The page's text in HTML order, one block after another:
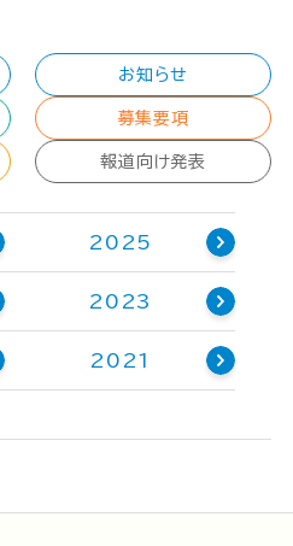
お知らせ
募集要項
報道向け発表
2025
2023
2021